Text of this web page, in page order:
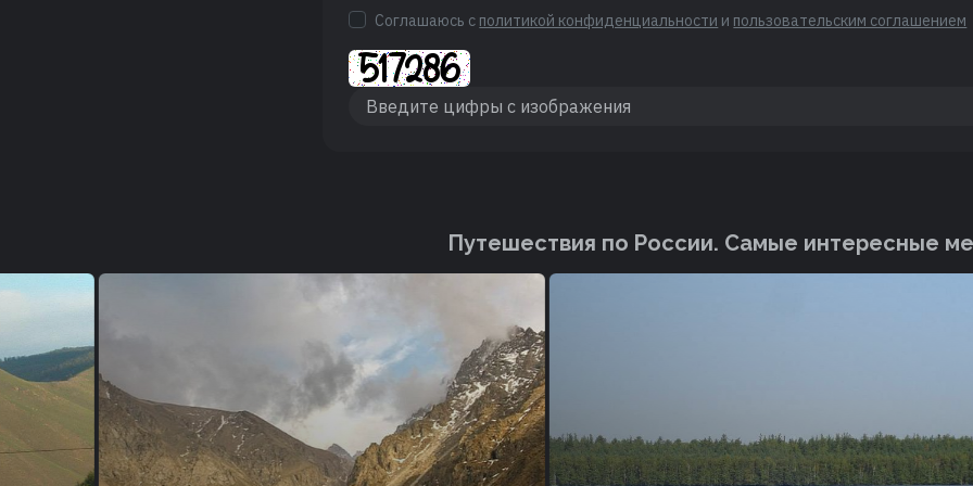
Соглашаюсь с политикой конфиденциальности и пользовательским соглашением
Путешествия по России. Cамые интересные